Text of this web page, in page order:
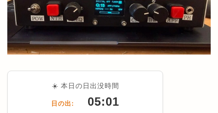
☀️ 本日の日出没時間
日の出: 05:01